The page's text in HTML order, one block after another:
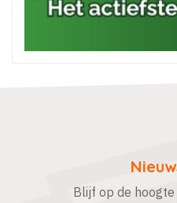
Blijf op de hoogte